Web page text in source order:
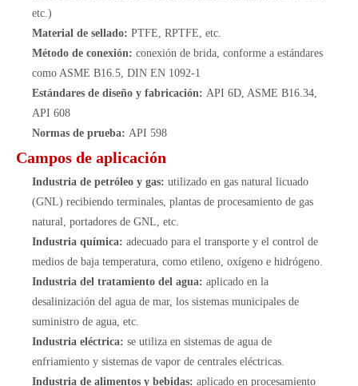
etc.)
Material de sellado: PTFE, RPTFE, etc.
Método de conexión: conexión de brida, conforme a estándares
como ASME B16.5, DIN EN 1092-1
Estándares de diseño y fabricación: API 6D, ASME B16.34,
API 608
Normas de prueba: API 598
Campos de aplicación
Industria de petróleo y gas: utilizado en gas natural licuado
(GNL) recibiendo terminales, plantas de procesamiento de gas
natural, portadores de GNL, etc.
Industria química: adecuado para el transporte y el control de
medios de baja temperatura, como etileno, oxígeno e hidrógeno.
Industria del tratamiento del agua: aplicado en la
desalinización del agua de mar, los sistemas municipales de
suministro de agua, etc.
Industria eléctrica: se utiliza en sistemas de agua de
enfriamiento y sistemas de vapor de centrales eléctricas.
Industria de alimentos y bebidas: aplicado en procesamiento